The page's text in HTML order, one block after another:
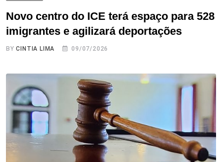
Novo centro do ICE terá espaço para 528
imigrantes e agilizará deportações
BYCINTIA LIMA 09/07/2026